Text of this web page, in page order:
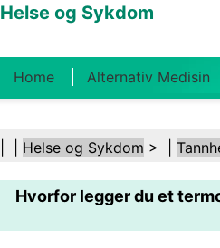
Helse og Sykdom
Home Alternativ Medisin
Kosthold Og Ernæring
Helsebransjen Psykisk
Sikkerhet Kirurgi Og
Helse og Sykdom > |
Hvorfor legger du et